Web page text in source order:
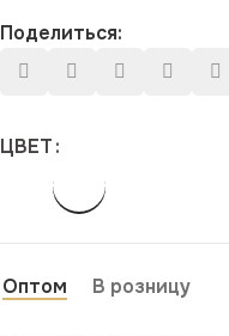
Поделиться:
ЦВЕТ
Оптом В розницу